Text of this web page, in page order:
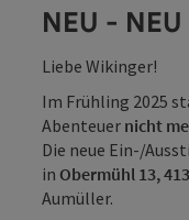
NEU -
Liebe Wikinger!
Im Frühling 2025
Abenteuer nicht
Die neue Ein-/
in Obermühl 13,
Aumüller.